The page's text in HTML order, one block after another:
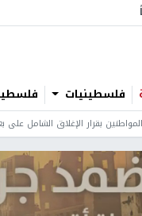
فلسطينيات
المواطنين بقرار الإغلاق الشامل